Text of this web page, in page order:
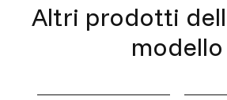
Altri prodotti
modello